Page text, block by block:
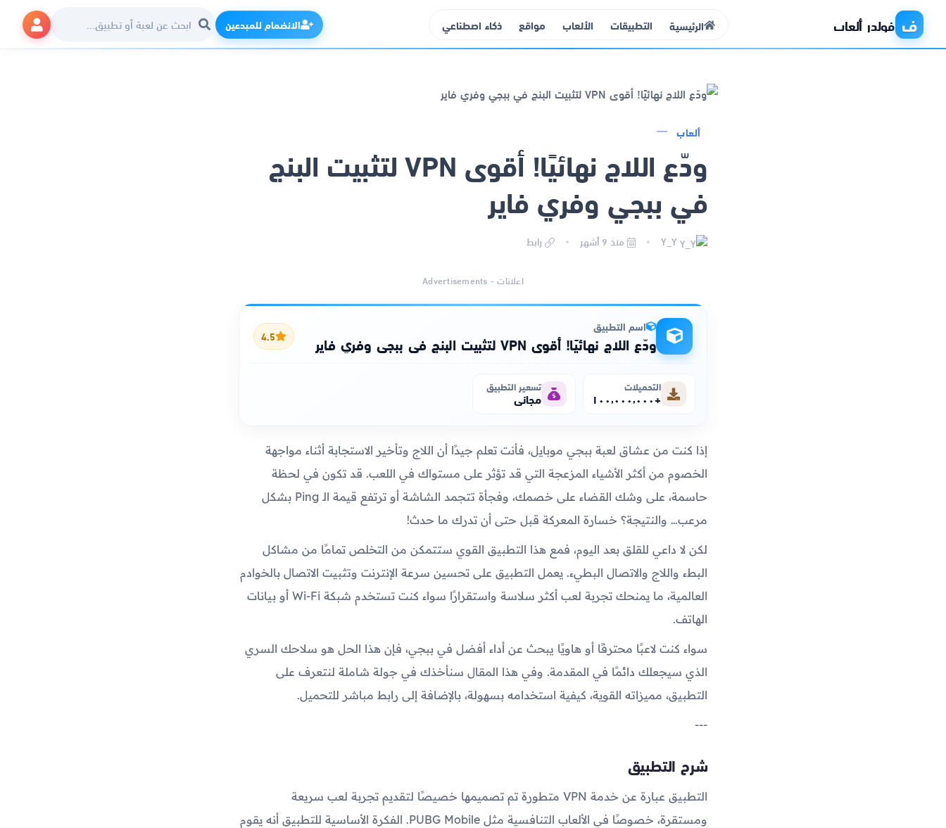
ف فولدر ألعاب الرئيسية التطبيقات الألعاب مواقع ذكاء اصطناعي الانضمام للمبدعين
ألعاب
ودّع اللاج نهائيًا! أقوى VPN لتثبيت البنج
في ببجي وفري فاير
Y_Y منذ 9 أشهر رابط
اعلانات - Advertisements
اسم التطبيق
ودّع اللاج نهائيًا! أقوى VPN لتثبيت البنج في ببجي وفري فاير 4.5
التحميلات
+١٠٠٬٠٠٠٬٠٠٠
تسعير التطبيق
مجاني
إذا كنت من عشاق لعبة ببجي موبايل، فأنت تعلم جيدًا أن اللاج وتأخير الاستجابة أثناء مواجهة
الخصوم من أكثر الأشياء المزعجة التي قد تؤثر على مستواك في اللعب. قد تكون في لحظة
حاسمة، على وشك القضاء على خصمك، وفجأة تتجمد الشاشة أو ترتفع قيمة الـ Ping بشكل
مرعب… والنتيجة؟ خسارة المعركة قبل حتى أن تدرك ما حدث!
لكن لا داعي للقلق بعد اليوم، فمع هذا التطبيق القوي ستتمكن من التخلص تمامًا من مشاكل
البطء واللاج والاتصال البطيء. يعمل التطبيق على تحسين سرعة الإنترنت وتثبيت الاتصال بالخوادم
العالمية، ما يمنحك تجربة لعب أكثر سلاسة واستقرارًا سواء كنت تستخدم شبكة Wi-Fi أو بيانات
الهاتف.
سواء كنت لاعبًا محترفًا أو هاويًا يبحث عن أداء أفضل في ببجي، فإن هذا الحل هو سلاحك السري
الذي سيجعلك دائمًا في المقدمة. وفي هذا المقال سنأخذك في جولة شاملة لنتعرف على
التطبيق، مميزاته القوية، كيفية استخدامه بسهولة، بالإضافة إلى رابط مباشر للتحميل.
---
شرح التطبيق
التطبيق عبارة عن خدمة VPN متطورة تم تصميمها خصيصًا لتقديم تجربة لعب سريعة
ومستقرة، خصوصًا في الألعاب التنافسية مثل PUBG Mobile. الفكرة الأساسية للتطبيق أنه يقوم